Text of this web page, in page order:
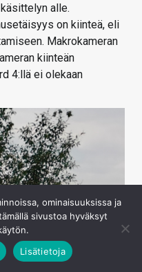
alle.
on kiinteä, eli
Makrokameran
kiinteän
4:llä ei olekaan
ominaisuuksissa ja
sivustoa hyväksyt
Lisätietoja